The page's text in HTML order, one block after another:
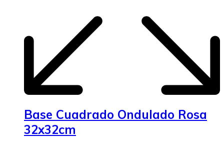
Base Cuadrado Ondulado Rosa
32x32cm